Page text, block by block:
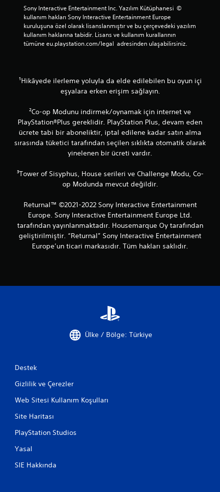
l
e
i
n
s
ı
t
u
t
m
a
n
u
u
o
y
n
i
e
d
g
e
e
Sony Interactive Entertainment Inc. Yazılım Kütüphanesi  ©
kullanım hakları Sony Interactive Entertainment Europe
kuruluşuna özel olarak lisanslanmıştır ve bu çerçevedeki yazılım
kullanım haklarına tabidir. Lisans ve kullanım kurallarının
tümüne eu.playstation.com/legal  adresinden ulaşabilirsiniz.
¹Hikâyede ilerleme yoluyla da elde edilebilen bu oyun içi
eşyalara erken erişim sağlayın.
²Co-op Modunu indirmek/oynamak için internet ve
PlayStation®Plus gereklidir. PlayStation Plus, devam eden
ücrete tabi bir aboneliktir, iptal edilene kadar satın alma
sırasında tüketici tarafından seçilen sıklıkta otomatik olarak
yinelenen bir ücreti vardır.
³Tower of Sisyphus, House serileri ve Challenge Modu, Co-
op Modunda mevcut değildir.
Returnal™ ©2021-2022 Sony Interactive Entertainment
Europe. Sony Interactive Entertainment Europe Ltd.
tarafından yayınlanmaktadır. Housemarque Oy tarafından
geliştirilmiştir. “Returnal” Sony Interactive Entertainment
Europe’un ticari markasıdır. Tüm hakları saklıdır.
Ülke / Bölge: Türkiye
Destek
Gizlilik ve Çerezler
Web Sitesi Kullanım Koşulları
Site Haritası
PlayStation Studios
Yasal
SIE Hakkında